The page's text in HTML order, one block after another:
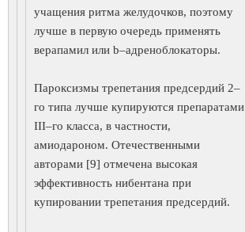
учащения ритма желудочков, поэтому
лучше в первую очередь применять
верапамил или b–адреноблокаторы.
Пароксизмы трепетания предсердий 2–
го типа лучше купируются препаратами
III–го класса, в частности,
амиодароном. Отечественными
авторами [9] отмечена высокая
эффективность нибентана при
купировании трепетания предсердий.